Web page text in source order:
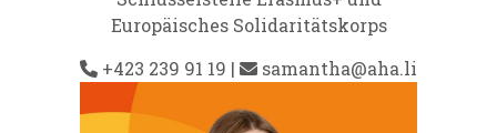
Europäisches Solidaritätskorps
+423 239 91 19 | samantha@aha.li